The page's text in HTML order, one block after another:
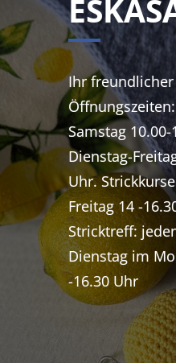
Ihr
Samstag
Dienstag-
Uhr.
Freitag 14 -
Stricktreff:
Dienstag im
-16.30 Uhr